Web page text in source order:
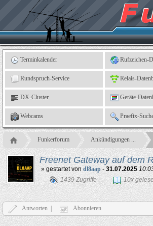
Kleingartenverein
e.
V.,
Leinefelde
Terminkalender Rufzeichen-
Rundspruch-Service Relais-
DX-Cluster Geräte-
Webcams Praefix-
Funkerforum Ankündigungen ...
Freenet Gateway auf
» gestartet vondl8aap- 31.07.2025
1439 Zugriffe
10x
Antworten | Abonnieren